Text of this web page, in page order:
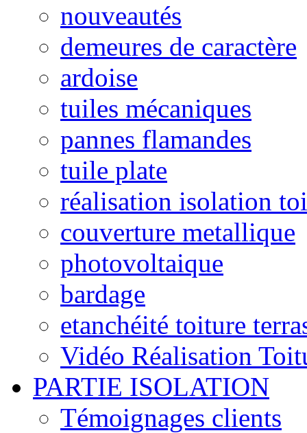
nouveautés
demeures de caractère
ardoise
tuiles mécaniques
pannes flamandes
tuile plate
réalisation isolation
couverture metallique
photovoltaique
bardage
etanchéité toiture
Vidéo Réalisation
PARTIE ISOLATION
Témoignages clients